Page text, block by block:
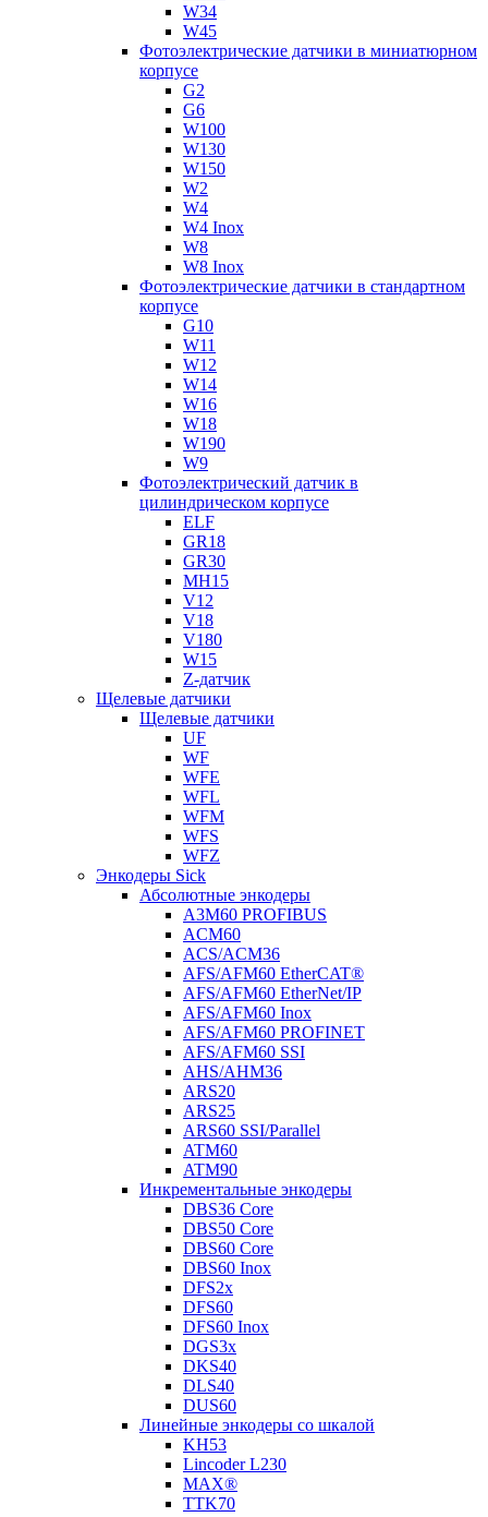
W34
W45
Фотоэлектрические датчики в миниатюрном
корпусе
G2
G6
W100
W130
W150
W2
W4
W4 Inox
W8
W8 Inox
Фотоэлектрические датчики в стандартном
корпусе
G10
W11
W12
W14
W16
W18
W190
W9
Фотоэлектрический датчик в
цилиндрическом корпусе
ELF
GR18
GR30
MH15
V12
V18
V180
W15
Z-датчик
Щелевые датчики
Щелевые датчики
UF
WF
WFE
WFL
WFM
WFS
WFZ
Энкодеры Sick
Абсолютные энкодеры
A3M60 PROFIBUS
ACM60
ACS/ACM36
AFS/AFM60 EtherCAT®
AFS/AFM60 EtherNet/IP
AFS/AFM60 Inox
AFS/AFM60 PROFINET
AFS/AFM60 SSI
AHS/AHM36
ARS20
ARS25
ARS60 SSI/Parallel
ATM60
ATM90
Инкрементальные энкодеры
DBS36 Core
DBS50 Core
DBS60 Core
DBS60 Inox
DFS2x
DFS60
DFS60 Inox
DGS3x
DKS40
DLS40
DUS60
Линейные энкодеры со шкалой
KH53
Lincoder L230
MAX®
TTK70